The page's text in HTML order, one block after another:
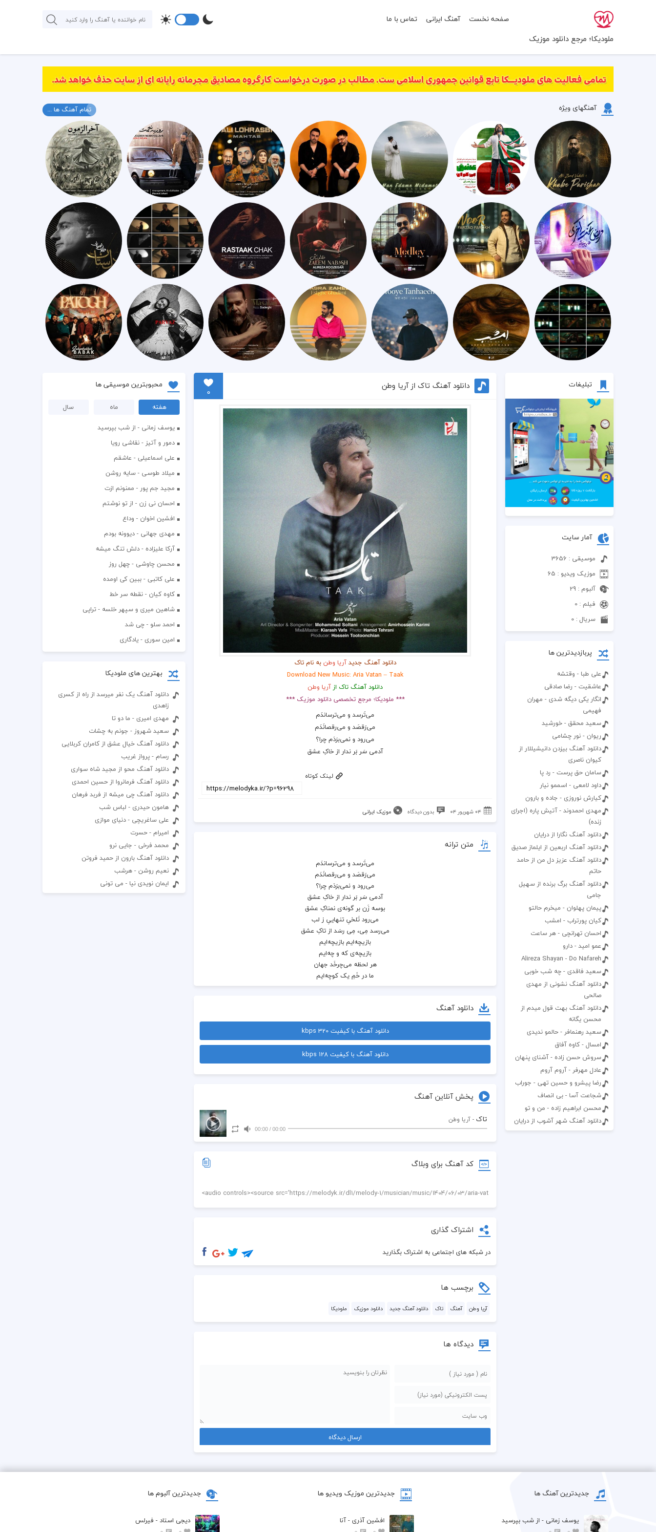
ملودیکا؛ مرجع دانلود موزیک
صفحه نخست آهنگ ایرانی تماس با ما
آهنگهای ویژه تمام آهنگ ها ...
تبلیغات
آمار سایت
موسیقی : 3656
موزیک ویدیو : 65
آلبوم : 29
فیلم : 0
سریال : 0
پربازدیدترین ها
علی طبا - وقتشه
عاشقیت - رضا صادقی
انگار یکی دیگه شدی - مهران
فهیمی
سعید محقق - خورشید
ریوان - نور چشامی
دانلود آهنگ بیزدن دانیشیللار از
کیوان ناصری
سامان حق پرست - رد پا
داود لامعی - اسممو نیار
کیارش نوروزی - جاده و بارون
مهدی احمدوند - آتیش پاره (اجرای
زنده)
دانلود آهنگ نگارا از درایان
دانلود آهنگ اربعین از ایلماز صدیق
دانلود آهنگ عزیز دل من از حامد
حاتم
دانلود آهنگ برگ برنده از سهیل
جامی
پیمان پهلوان - میخرم حالتو
کیان پورتراب - امشب
احسان تهرانچی - هر ساعت
عمو امید - دارو
Alireza Shayan - Do Nafareh
سعید فاقدی - چه شب خوبی
دانلود آهنگ نشونی از مهدی
صالحی
دانلود آهنگ بهت قول میدم از
محسن یگانه
سعید رهنمافر - حالمو ندیدی
امسال - کاوه آفاق
سروش حسن زاده - آشنای پنهان
عادل مهرفر - آروم آروم
رضا پیشرو و حسین تهی - جوراب
شجاعت آسا - بی انصاف
محسن ابراهیم زاده - من و تو
دانلود آهنگ شهر آشوب از درایان
دانلود آهنگ تاک از آریا وطن
0
دانلود آهنگ جدیدآریا وطن به نام تاک
Download New Music: Aria Vatan – Taak
دانلود آهنگ تاک از آریا وطن
*** ملودیکا؛ مرجع تخصصی دانلود موزیک ***
می‌تَرسد و می‌ترساندَم
می‌رَقصَد و می‌رقصانَدَم
می‌رود و نمی‌برَدَم چرا؟
آدمی سَر بَر ندار از خاکِ عشق
لینک کوتاه
۰۴ شهریور ۰۴ بدون دیدگاه موزیک ایرانی
متن ترانه
می‌تَرسد و می‌ترساندَم
می‌رَقصَد و می‌رقصانَدَم
بوسه زَن بر گونه‌ی نمناکِ عشق
می‌رود تَلخیِ تنهاییِ ز لب
بازیچه‌ایم بازیچه‌ایم
بازیچه‌ی که و چه‌ایم
ما در خَمِ یک کوچه‌ایم
دانلود آهنگ
دانلود آهنگ با کیفیت 320 kbps
دانلود آهنگ با کیفیت 128 kbps
پخش آنلاین آهنگ
تاک - آریا وطن
00:00
/
00:00
کد آهنگ برای وبلاگ
اشتراک گذاری
در شبکه های اجتماعی به اشتراک بگذارید
برچسب ها
آریا وطن آهنگ تاک دانلود آهنگ جدید دانلود موزیک ملودیکا
دیدگاه ها
محبوبترین موسیقی ها
هفته ماه
سال
یوسف زمانی - از شب بپرسید
دمور و آتیز - نقاشی رویا
علی اسماعیلی - عاشقم
میلاد طوسی - سایه روشن
مجید جم پور - ممنونم ازت
احسان نی زن - از تو نوشتم
افشين اخوان - وداع
مهدی جهانی - دیوونه بودم
آرکا علیزاده - دلش تنگ میشه
محسن چاوشی - چهل روز
علی کاتبی - ببین کی اومده
کاوه کیان - نقطه سر خط
شاهین میری و سپهر خلسه - تراپی
احمد سلو - چی شد
امین سوری - یادگاری
بهترین های ملودیکا
دانلود آهنگ یک نفر میرسد از راه از کسری
زاهدی
مهدی امیری - ما دو تا
سعید شهروز - جونم به چشات
دانلود آهنگ خیال عشق از کامران کربلایی
رسام - پرواز غریب
دانلود آهنگ محو از مجید شاه سواری
دانلود آهنگ فرمانروا از حسین احمدی
دانلود آهنگ چی میشه از فربد فرهان
هامون حیدری - لباس شب
علی ساغریچی - دنیای موازی
اميرام - حسرت
محمد فرخی - جایی نرو
دانلود آهنگ بارون از حمید فروتن
نعیم روشن - هرشب
ایمان نویدی نیا - می تونی
جدیدترین آهنگ ها
یوسف زمانی - از شب بپرسید
جدیدترین موزیک ویدیو ها
افشین آذری - آنا
جدیدترین آلبوم ها
دیجی استاد - فیرلس